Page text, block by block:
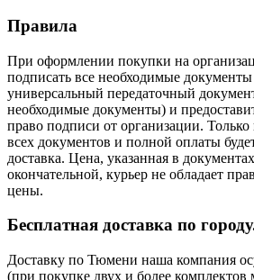
Правила
При оформлении покупки на
подписать все необходимые документы
универсальный передаточный
необходимые документы) и
право подписи от организации.
всех документов и полной оплаты
доставка. Цена, указанная в
окончательной, курьер не обладает
цены.
Бесплатная доставка по
Доставку по Тюмени наша компания
(при покупке двух и более